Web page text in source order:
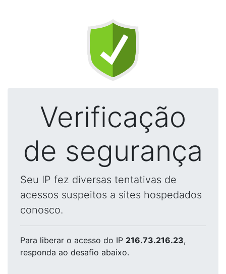
Verificação
de segurança
Seu IP fez diversas tentativas de
acessos suspeitos a sites hospedados
conosco.
Para liberar o acesso do IP 216.73.216.23,
responda ao desafio abaixo.